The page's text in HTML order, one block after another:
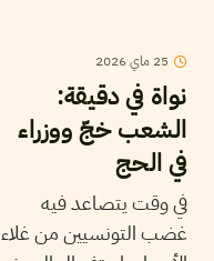
25 ماي2026
نواة في دقيقة:
الشعب خجّ ووزراء
في الحج
في وقت يتصاعد فيه
غضب التونسيين من غلاء